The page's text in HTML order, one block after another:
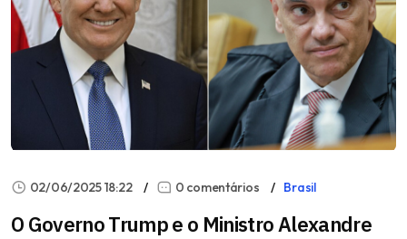
02/06/2025 18:22 0 comentários Brasil
O Governo Trump e o Ministro Alexandre